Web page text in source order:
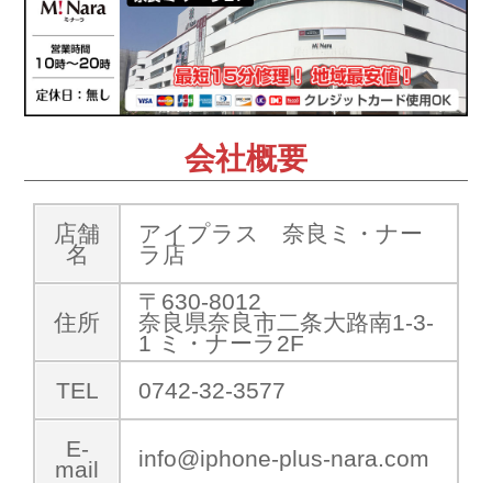
会社概要
店舗
名
アイプラス 奈良ミ・ナー
ラ店
住所
〒630-8012
奈良県奈良市二条大路南1-3-
1 ミ・ナーラ2F
TEL
0742-32-3577
E-
mail
info@iphone-plus-nara.com